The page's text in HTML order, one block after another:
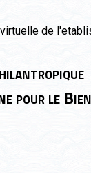
de
pour le